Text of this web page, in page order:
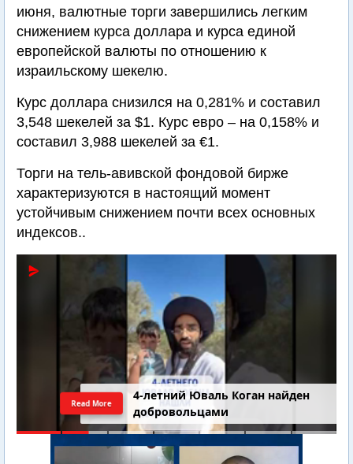
июня, валютные торги завершились легким
снижением курса доллара и курса единой
европейской валюты по отношению к
израильскому шекелю.
Курс доллара снизился на 0,281% и составил
3,548 шекелей за $1. Курс евро – на 0,158% и
составил 3,988 шекелей за €1.
Торги на тель-авивской фондовой бирже
характеризуются в настоящий момент
устойчивым снижением почти всех основных
индексов..
4-летний Юваль Коган найден
добровольцами
Read More